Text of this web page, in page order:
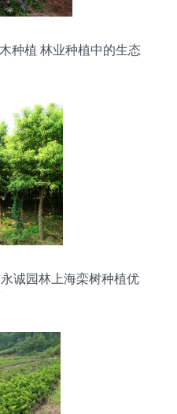
种植 林业种植中的生态
诚园林上海栾树种植优